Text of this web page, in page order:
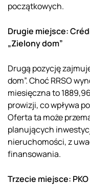
początkowych.
Drugie miejsce:
„Zielony dom”
Drugą pozycję
dom”. Choć RRSO
miesięczna to
prowizji, co wpływa
Oferta ta może
planujących
nieruchomości, z
finansowania.
Trzecie miejsce: PKO